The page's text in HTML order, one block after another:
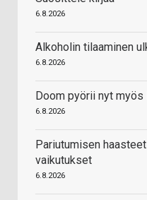
6.8.2026
Alkoholin tilaaminen
6.8.2026
Doom pyörii nyt
6.8.2026
Pariutumisen
vaikutukset
6.8.2026